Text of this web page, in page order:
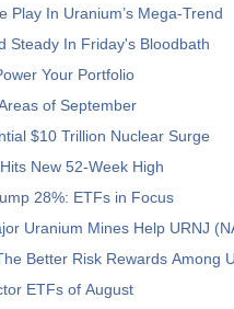
Play In Uranium’s Mega-Trend
Steady In Friday's Bloodbath
Your Portfolio
of September
$10 Trillion Nuclear Surge
New 52-Week High
28%: ETFs in Focus
Uranium Mines Help URNJ
Better Risk Rewards Among
ETFs of August